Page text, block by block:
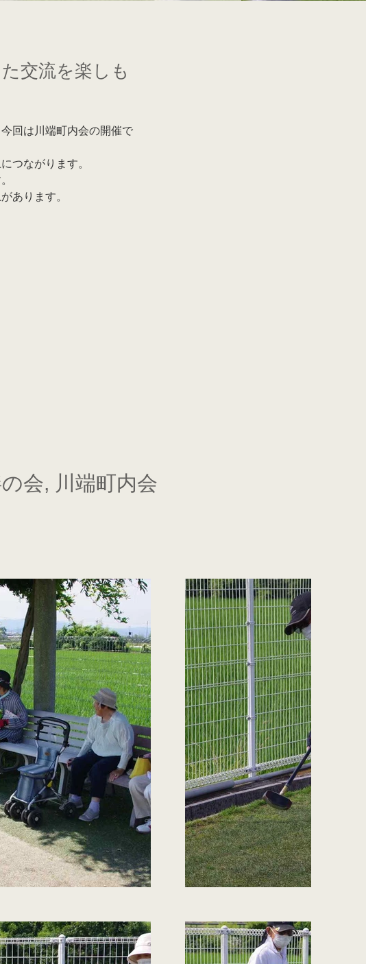
交流を楽しも
回は川端町内会の開催で
つながります。
あります。
会, 川端町内会